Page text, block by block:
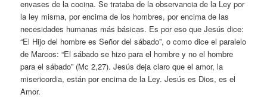
envases de la cocina. Se trataba de la observancia de la Ley por
la ley misma, por encima de los hombres, por encima de las
necesidades humanas más básicas. Es por eso que Jesús dice:
“El Hijo del hombre es Señor del sábado”, o como dice el paralelo
de Marcos: “El sábado se hizo para el hombre y no el hombre
para el sábado” (Mc 2,27). Jesús deja claro que el amor, la
misericordia, están por encima de la Ley. Jesús es Dios, es el
Amor.